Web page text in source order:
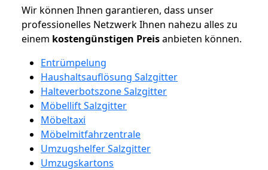
Wir können Ihnen garantieren, dass unser
professionelles Netzwerk Ihnen nahezu alles zu
einem kostengünstigen Preisanbieten können.
Entrümpelung
Haushaltsauflösung Salzgitter
Halteverbotszone Salzgitter
Möbellift Salzgitter
Möbeltaxi
Möbelmitfahrzentrale
Umzugshelfer Salzgitter
Umzugskartons